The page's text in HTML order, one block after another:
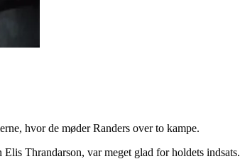
hvor de møder Randers over to kampe.
Thrandarson, var meget glad for holdets indsats.